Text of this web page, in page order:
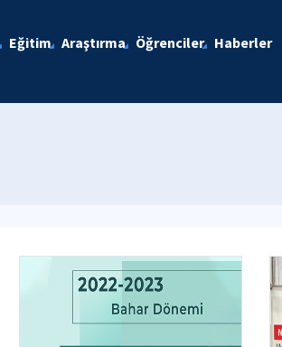
Eğitim Araştırma Öğrenciler Haberler